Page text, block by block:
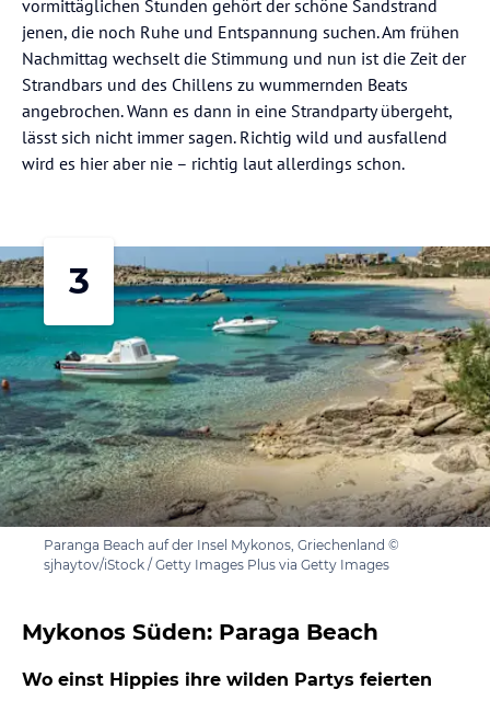
vormittäglichen Stunden gehört der schöne Sandstrand
jenen, die noch Ruhe und Entspannung suchen. Am frühen
Nachmittag wechselt die Stimmung und nun ist die Zeit der
Strandbars und des Chillens zu wummernden Beats
angebrochen. Wann es dann in eine Strandparty übergeht,
lässt sich nicht immer sagen. Richtig wild und ausfallend
wird es hier aber nie – richtig laut allerdings schon.
3
Paranga Beach auf der Insel Mykonos, Griechenland ©
sjhaytov/iStock / Getty Images Plus via Getty Images
Mykonos Süden: Paraga Beach
Wo einst Hippies ihre wilden Partys feierten